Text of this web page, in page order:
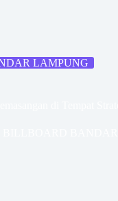
LAMPUNG